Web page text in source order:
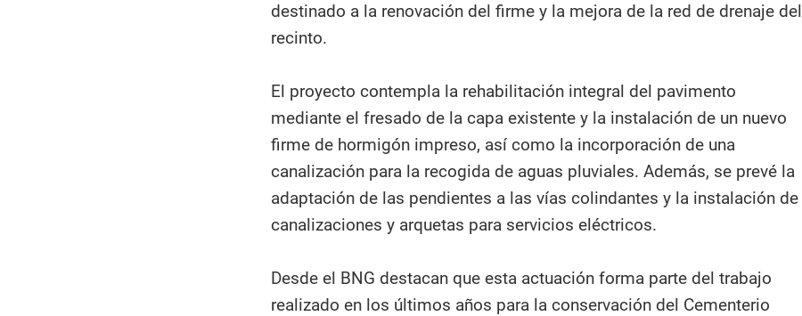
destinado a la renovación del firme y la mejora de la red de drenaje del
recinto.
El proyecto contempla la rehabilitación integral del pavimento
mediante el fresado de la capa existente y la instalación de un nuevo
firme de hormigón impreso, así como la incorporación de una
canalización para la recogida de aguas pluviales. Además, se prevé la
adaptación de las pendientes a las vías colindantes y la instalación de
canalizaciones y arquetas para servicios eléctricos.
Desde el BNG destacan que esta actuación forma parte del trabajo
realizado en los últimos años para la conservación del Cementerio